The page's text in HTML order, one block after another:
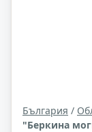
България /
"Беркина